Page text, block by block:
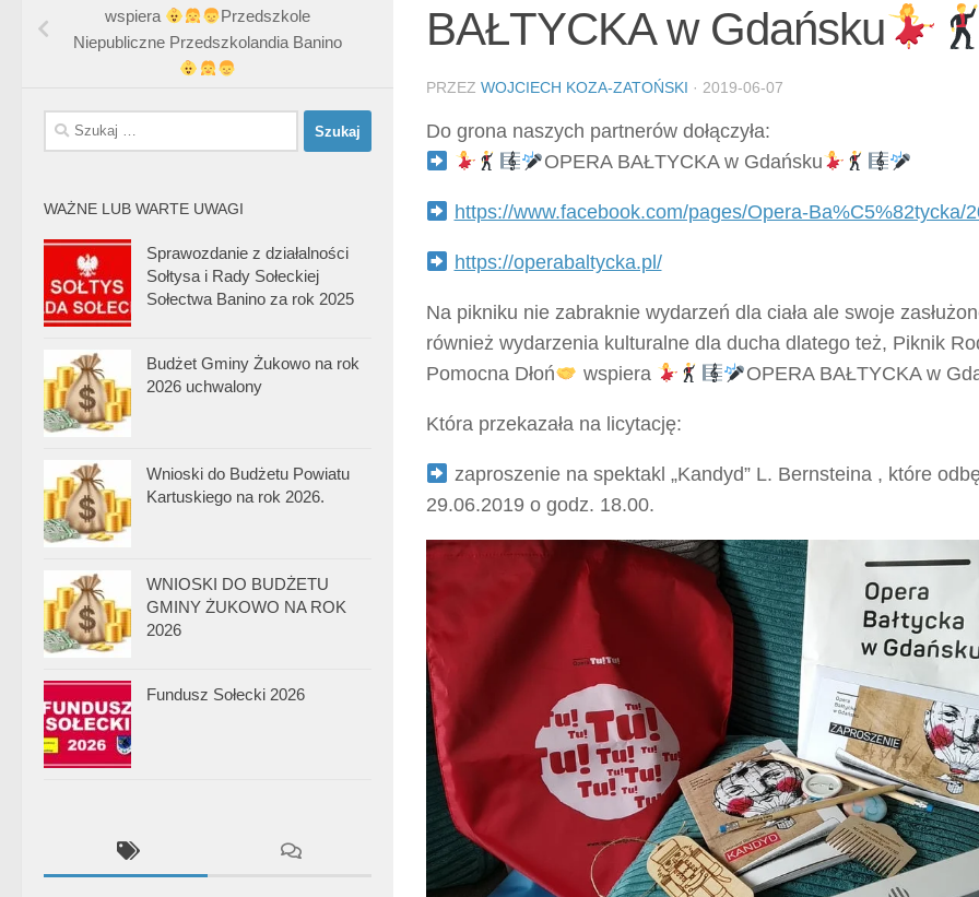
BAŁTYCKA w Gdańsku
PRZEZ WOJCIECH KOZA-ZATOŃSKI · 2019-06-07
Do grona naszych partnerów dołączyła:
OPERA BAŁTYCKA w Gdańsku
https://www.facebook.com/pages/Opera-Ba%C5%82tycka/
https://operabaltycka.pl/
Na pikniku nie zabraknie wydarzeń dla ciała ale swoje
również wydarzenia kulturalne dla ducha dlatego też, Piknik
Pomocna Dłoń
wspiera OPERA BAŁTYCKA w
Która przekazała na licytację:
zaproszenie na spektakl „Kandyd” L. Bernsteina , które
29.06.2019 o godz. 18.00.
wspiera
Przedszkole
Niepubliczne Przedszkolandia Banino
Szukaj:
WAŻNE LUB WARTE UWAGI
Sprawozdanie z działalności
Sołtysa i Rady Sołeckiej
Sołectwa Banino za rok 2025
Budżet Gminy Żukowo na rok
2026 uchwalony
Wnioski do Budżetu Powiatu
Kartuskiego na rok 2026.
WNIOSKI DO BUDŻETU
GMINY ŻUKOWO NA ROK
2026
Fundusz Sołecki 2026